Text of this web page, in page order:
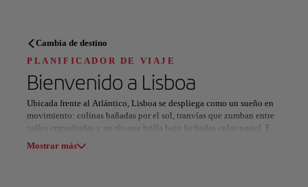
PLANIFICADOR DE VIAJE
Descubre tu próximo destino
Nuestros destinos
Cambia de destino
PLANIFICADOR DE VIAJE
Bienvenido a Lisboa
Ubicada frente al Atlántico, Lisboa se despliega como un sueño en
movimiento: colinas bañadas por el sol, tranvías que zumban entre
calles empedradas y un río que brilla bajo fachadas color pastel. Es
una ciudad donde las historias susurran y la música flota en el aire.
Mostrar más